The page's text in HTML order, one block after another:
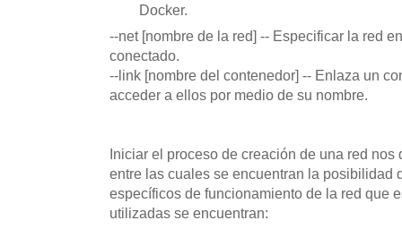
Docker.
--net [nombre de la red] -- Especificar la red
conectado.
--link [nombre del contenedor] -- Enlaza un
acceder a ellos por medio de su nombre.
Iniciar el proceso de creación de una red
entre las cuales se encuentran la posibilidad
específicos de funcionamiento de la red que
utilizadas se encuentran: